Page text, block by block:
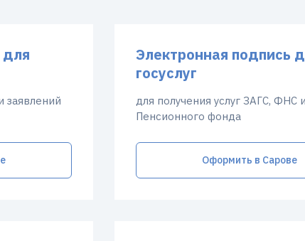
для
заявлений
Электронная подпись
госуслуг
для получения услуг ЗАГС, ФНС и
Пенсионного фонда
Оформить в Сарове